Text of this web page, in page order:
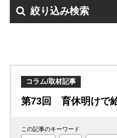
絞り込み検索
コラム/取材記事
第73回 育休明けで
この記事のキーワード